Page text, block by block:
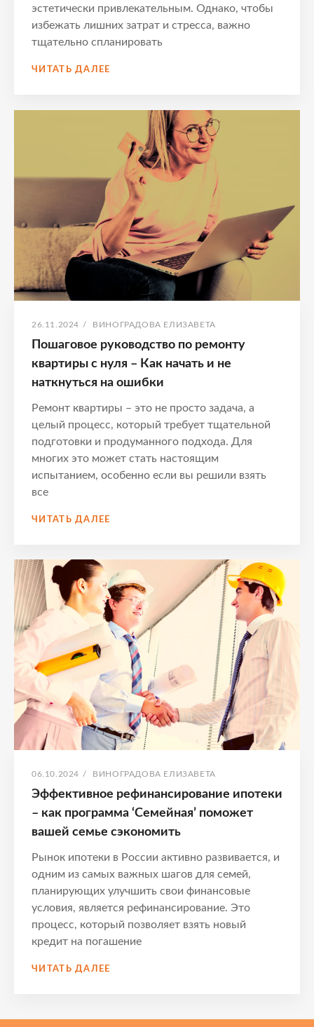
эстетически привлекательным. Однако, чтобы
избежать лишних затрат и стресса, важно
тщательно спланировать
ЧИТАТЬ ДАЛЕЕ
–
ГРАМОТНО
РАСПЛАНИРОВАТЬ
РЕМОНТ
В
КВАРТИРЕ
ОПУБЛИКОВАНО
26.11.2024 / АВТОР:
ВИНОГРАДОВА ЕЛИЗАВЕТА
Пошаговое руководство по ремонту
квартиры с нуля – Как начать и не
наткнуться на ошибки
Ремонт квартиры – это не просто задача, а
целый процесс, который требует тщательной
подготовки и продуманного подхода. Для
многих это может стать настоящим
испытанием, особенно если вы решили взять
все
ЧИТАТЬ ДАЛЕЕ
РЕМОНТУ
КВАРТИРЫ
С
НУЛЯ
–
КАК
НАЧАТЬ
НЕ
НАТКНУТЬСЯ
НА
ОШИБКИ
ОПУБЛИКОВАНО
06.10.2024 / АВТОР:
ВИНОГРАДОВА ЕЛИЗАВЕТА
Эффективное рефинансирование ипотеки
– как программа ‘Семейная’ поможет
вашей семье сэкономить
Рынок ипотеки в России активно развивается, и
одним из самых важных шагов для семей,
планирующих улучшить свои финансовые
условия, является рефинансирование. Это
процесс, который позволяет взять новый
кредит на погашение
ЧИТАТЬ ДАЛЕЕ
КАК